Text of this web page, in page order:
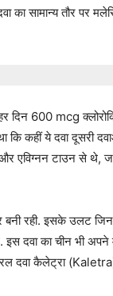
सामान्‍य तौर पर
दिन 600 mcg
कि कहीं ये दवा दूसरी
एविग्‍नन टाउन से थे,
बनी रही. इसके उलट जिन
इस दवा का चीन भी अपने
दवा कैलेट्रा